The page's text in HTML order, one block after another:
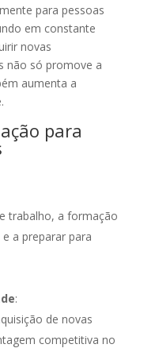
para pessoas
em constante
novas
não só promove a
aumenta a
para
trabalho, a formação
a preparar para
:
de novas
competitiva no